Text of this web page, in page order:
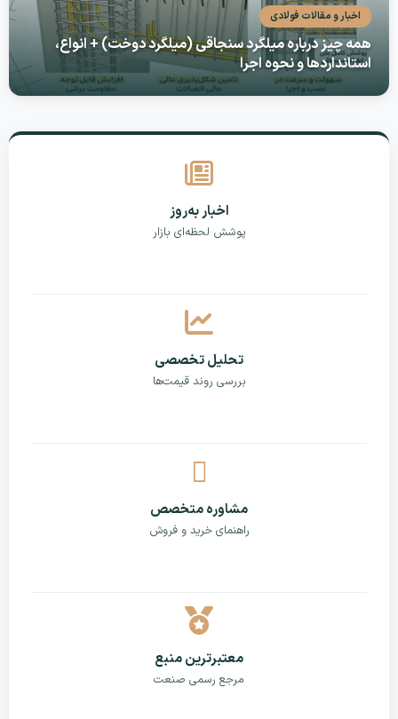
اخبار و مقالات فولادی
همه چیز درباره میلگرد سنجاقی (میلگرد دوخت) + انواع،
استانداردها و نحوه اجرا
اخبار به‌روز
پوشش لحظه‌ای بازار
تحلیل تخصصی
بررسی روند قیمت‌ها
مشاوره متخصص
راهنمای خرید و فروش
معتبرترین منبع
مرجع رسمی صنعت